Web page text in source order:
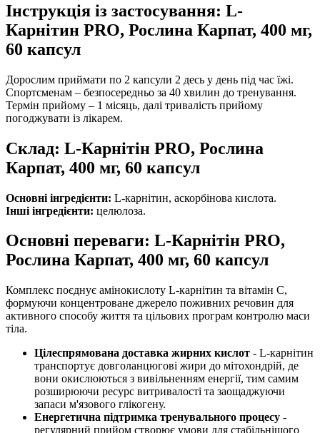
Інструкція із застосування: L-
Карнітин PRO, Рослина Карпат, 400 мг,
60 капсул
Дорослим приймати по 2 капсули 2 десь у день під час їжі.
Спортсменам – безпосередньо за 40 хвилин до тренування.
Термін прийому – 1 місяць, далі тривалість прийому
погоджувати із лікарем.
Склад: L-Карнітін PRO, Рослина
Карпат, 400 мг, 60 капсул
Основні інгредієнти: L-карнітин, аскорбінова кислота.
Інші інгредієнти: целюлоза.
Основні переваги: L-Карнітін PRO,
Рослина Карпат, 400 мг, 60 капсул
Комплекс поєднує амінокислоту L-карнітин та вітамін C,
формуючи концентроване джерело поживних речовин для
активного способу життя та цільових програм контролю маси
тіла.
Цілеспрямована доставка жирних кислот - L-карнітин
транспортує довголанцюгові жири до мітохондрій, де
вони окислюються з вивільненням енергії, тим самим
розширюючи ресурс витривалості та заощаджуючи
запаси м'язового глікогену.
Енергетична підтримка тренувального процесу -
регулярний прийом створює умови для стабільнішого